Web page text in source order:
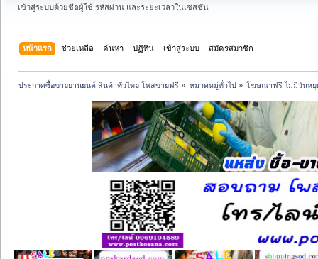
เข้าสู่ระบบด้วยชื่อผู้ใช้ รหัสผ่าน และระยะเวลาในเซสชั่น
หน้าแรก ช่วยเหลือ ค้นหา ปฏิทิน เข้าสู่ระบบ สมัครสมาชิก
ประกาศซื้อขายยานยนต์ สินค้าทั่วไทย โพสขายฟรี » หมวดหมู่ทั่วไป» โฆษณาฟรี ไม่มีวันหยุ